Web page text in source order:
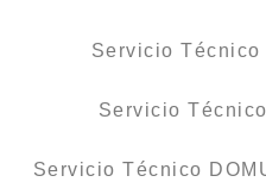
Servicio
Servicio
Servicio Técnico